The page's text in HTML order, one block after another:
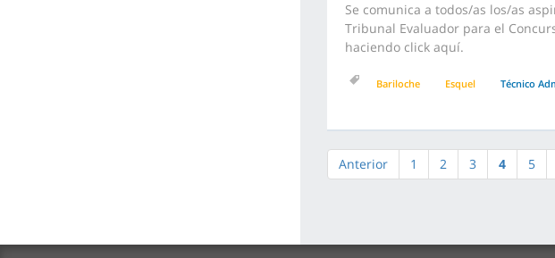
Se comunica a todos/as los/as
Tribunal Evaluador para el
haciendo click aquí.
Bariloche Esquel Técnico
Anterior 1 2 3 4 5